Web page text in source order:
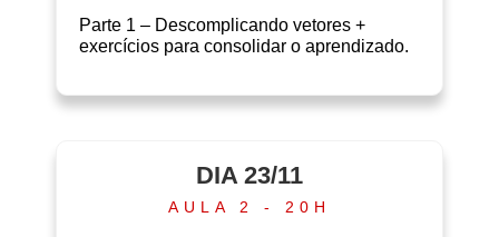
Parte 1 – Descomplicando vetores +
exercícios para consolidar o aprendizado.
DIA 23/11
AULA 2 - 20H